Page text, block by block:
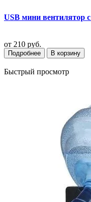
USB мини вентилятор
от 210 руб.
Подробнее В корзину
Быстрый просмотр